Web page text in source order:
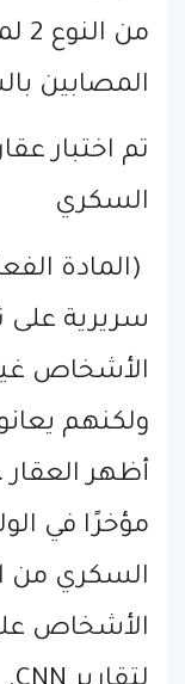
المصابين
السكري
سريرية على
الأشخاص
ولكنهم
أظهر العقار
مؤخرًا في
الأشخاص